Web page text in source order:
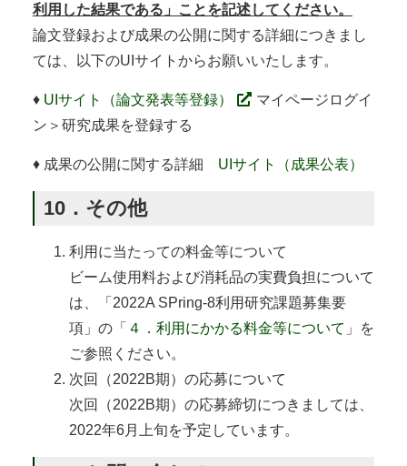
利用した結果である」ことを記述してください。
論文登録および成果の公開に関する詳細につきまし
ては、以下のUIサイトからお願いいたします。
♦ UIサイト（論文発表等登録）
マイページログイ
ン＞研究成果を登録する
♦ 成果の公開に関する詳細 UIサイト（成果公表）
10．その他
利用に当たっての料金等について
ビーム使用料および消耗品の実費負担について
は、「2022A SPring-8利用研究課題募集要
項」の「 ４．利用にかかる料金等について 」を
ご参照ください。
次回（2022B期）の応募について
次回（2022B期）の応募締切につきましては、
2022年6月上旬を予定しています。